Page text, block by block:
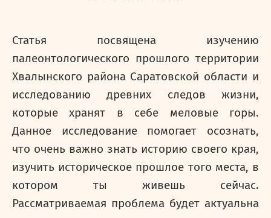
Статья посвящена изучению
палеонтологического прошлого территории
Хвалынского района Саратовской области и
исследованию древних следов жизни,
которые хранят в себе меловые горы.
Данное исследование помогает осознать,
что очень важно знать историю своего края,
изучить историческое прошлое того места, в
котором ты живешь сейчас.
Рассматриваемая проблема будет актуальна